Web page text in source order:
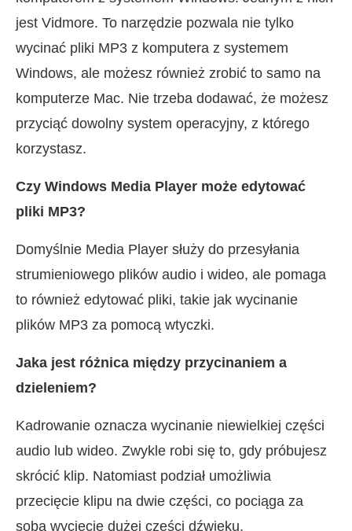
jest Vidmore. To narzędzie pozwala nie tylko
wycinać pliki MP3 z komputera z systemem
Windows, ale możesz również zrobić to samo na
komputerze Mac. Nie trzeba dodawać, że możesz
przyciąć dowolny system operacyjny, z którego
korzystasz.
Czy Windows Media Player może edytować
pliki MP3?
Domyślnie Media Player służy do przesyłania
strumieniowego plików audio i wideo, ale pomaga
to również edytować pliki, takie jak wycinanie
plików MP3 za pomocą wtyczki.
Jaka jest różnica między przycinaniem a
dzieleniem?
Kadrowanie oznacza wycinanie niewielkiej części
audio lub wideo. Zwykle robi się to, gdy próbujesz
skrócić klip. Natomiast podział umożliwia
przecięcie klipu na dwie części, co pociąga za
sobą wycięcie dużej części dźwięku.